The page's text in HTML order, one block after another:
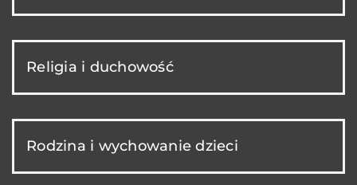
Religia i duchowość
Rodzina i wychowanie dzieci